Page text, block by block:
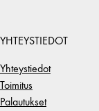
YHTEYSTIEDOT
Yhteystiedot
Toimitus
Palautukset